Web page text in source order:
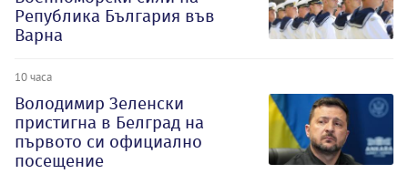
Република България във
Варна
10 часа
Володимир Зеленски
пристигна в Белград на
първото си официално
посещение